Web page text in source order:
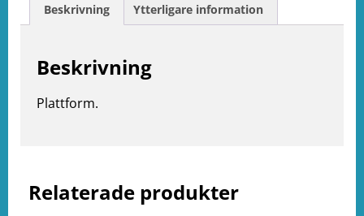
Relaterade produkter
Beskrivning Ytterligare information
Beskrivning
Plattform.